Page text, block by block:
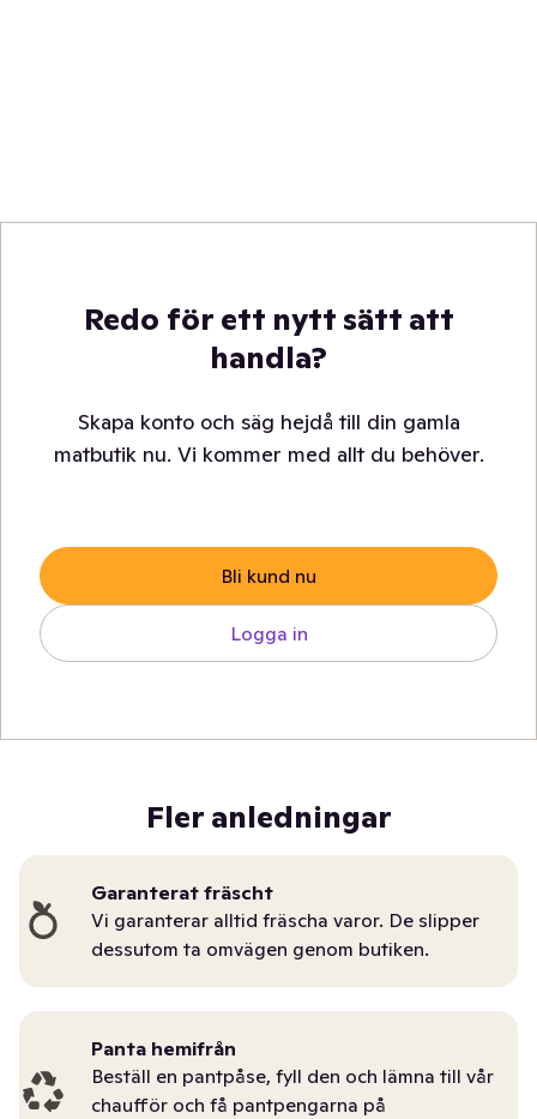
Redo för ett nytt sätt att
handla?
Skapa konto och säg hejdå till din gamla
matbutik nu. Vi kommer med allt du behöver.
Bli kund nu
Logga in
Fler anledningar
Garanterat fräscht
Vi garanterar alltid fräscha varor. De slipper
dessutom ta omvägen genom butiken.
Panta hemifrån
Beställ en pantpåse, fyll den och lämna till vår
chaufför och få pantpengarna på